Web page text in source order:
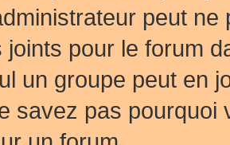
peut
joints pour le forum
un groupe peut en
savez pas pourquoi